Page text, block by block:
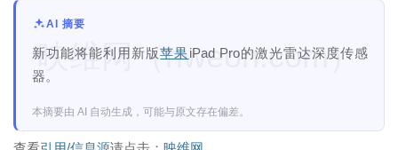
AI 摘要
新功能将能利用新版苹果iPad Pro的激光雷达深度传感
器。
本摘要由 AI 自动生成，可能与原文存在偏差。
映维网（nweon.com）